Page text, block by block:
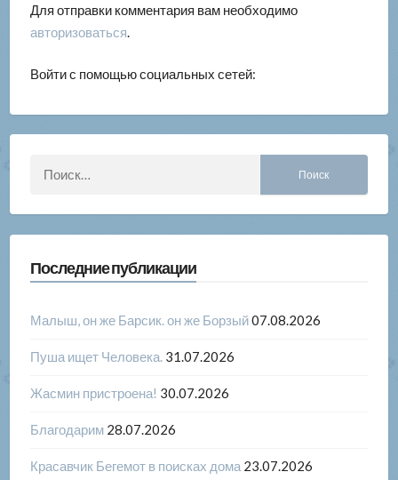
Для отправки комментария вам необходимо
авторизоваться.
Войти с помощью социальных сетей:
Последние публикации
Малыш, он же Барсик. он же Борзый07.08.2026
Пуша ищет Человека. 31.07.2026
Жасмин пристроена! 30.07.2026
Благодарим 28.07.2026
Красавчик Бегемот в поисках дома 23.07.2026